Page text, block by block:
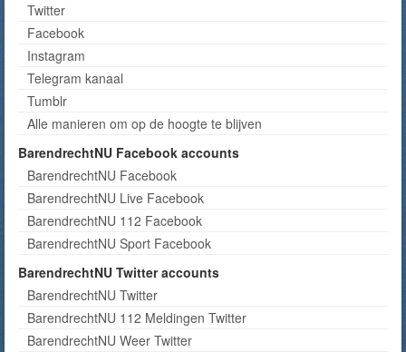
Twitter
Facebook
Instagram
Telegram kanaal
Tumblr
Alle manieren om op de hoogte te blijven
BarendrechtNU Facebook accounts
BarendrechtNU Facebook
BarendrechtNU Live Facebook
BarendrechtNU 112 Facebook
BarendrechtNU Sport Facebook
BarendrechtNU Twitter accounts
BarendrechtNU Twitter
BarendrechtNU 112 Meldingen Twitter
BarendrechtNU Weer Twitter